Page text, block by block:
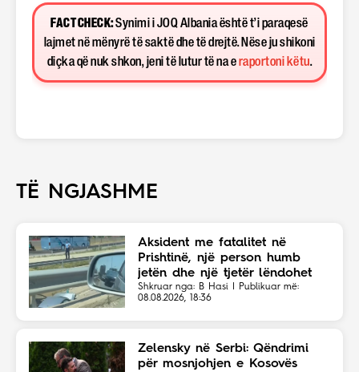
FACT CHECK:Synimi i JOQ Albania është t’i paraqesë
lajmet në mënyrë të saktë dhe të drejtë. Nëse ju shikoni
diçka që nuk shkon, jeni të lutur të na e raportoni këtu.
TË NGJASHME
Aksident me fatalitet në
Prishtinë, një person humb
jetën dhe një tjetër lëndohet
Shkruar nga: B Hasi | Publikuar më:
08.08.2026, 18:36
Zelensky në Serbi: Qëndrimi
për mosnjohjen e Kosovës